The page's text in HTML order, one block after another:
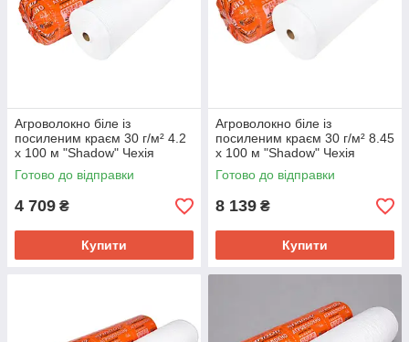
Агроволокно біле із
посиленим краєм 30 г/м² 4.2
х 100 м "Shadow" Чехія
Готово до відправки
4 709 ₴
Купити
Агроволокно біле із
посиленим краєм 30 г/м² 8.45
х 100 м "Shadow" Чехія
Готово до відправки
8 139 ₴
Купити